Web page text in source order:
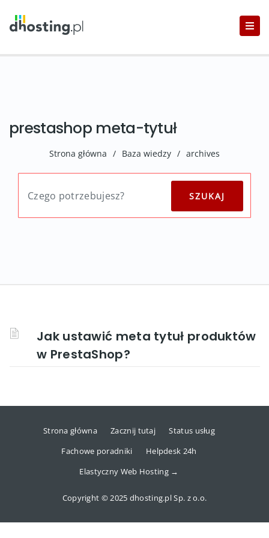
prestashop meta-tytuł
Strona główna / Baza wiedzy / archives
Jak ustawić meta tytuł produktów
w PrestaShop?
Strona główna Zacznij tutaj
Status usług
Fachowe poradniki
Helpdesk 24h
Elastyczny Web Hosting →
Copyright © 2025 dhosting.pl Sp. z o.o.